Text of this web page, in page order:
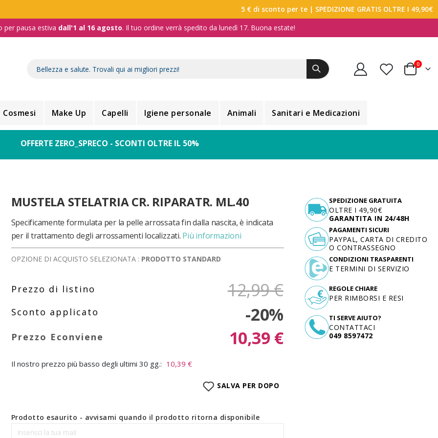
5 € di sconto per te | SPEDIZIONE GRATIS OLTRE I 49,90€
per pausa estiva dall'1 al 16 agosto. Il tuo ordine verrà spedito da lunedì 17. Buona estate!
Carrello
0
Cosmesi Make Up Capelli Igiene personale Animali Sanitari e Medicazioni
OFFERTE ZERO_SPRECO - SCONTI OLTRE IL 50%
MUSTELA STELATRIA CR. RIPARATR. ML.40
Specificamente formulata per la pelle arrossata fin dalla nascita, è indicata
per il trattamento degli arrossamenti localizzati. Più informazioni
OPZIONE DI ACQUISTO SELEZIONATA : PRODOTTO STANDARD
12,99 €
-20%
10,39 €
Il nostro prezzo più basso degli ultimi 30 gg.: 10,39 €
SALVA PER DOPO
Prodotto esaurito - avvisami quando il prodotto ritorna disponibile
SPEDIZIONE GRATUITA
OLTRE I 49,90€
GARANTITA IN 24/48H
TI SERVE AIUTO?
CONTATTACI
049 8597472
PAGAMENTI SICURI
PAYPAL, CARTA DI CREDITO
O CONTRASSEGNO
CONDIZIONI TRASPARENTI
E TERMINI DI SERVIZIO
REGOLE CHIARE
PER RIMBORSI E RESI